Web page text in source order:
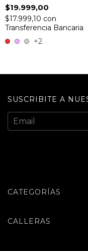
SALTOS MMEDD
$19.999,00
$17.999,10 con
Transferencia Bancaria
+2
SUSCRIBITE A
CATEGORÍAS
CALLERAS